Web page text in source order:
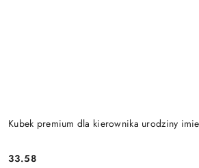
Kubek premium dla kierownika urodziny
33.58